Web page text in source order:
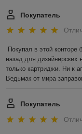
Покупатель
Покупал в этой конторе
назад для дизайнерских
только картриджи. Ни к
Ведьмак от мира
Покупатель